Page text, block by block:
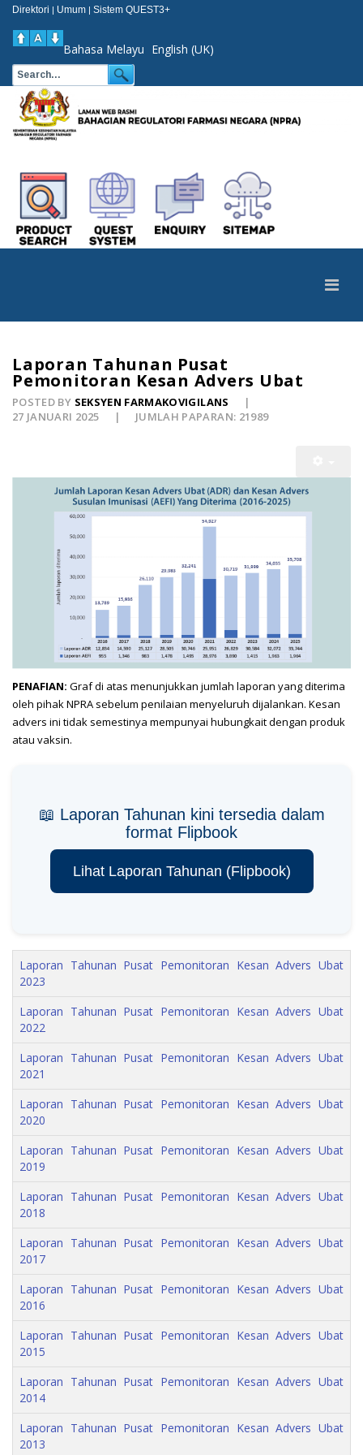
Direktori | Umum | Sistem QUEST3+
Bahasa Melayu English (UK)
Laporan Tahunan Pusat
Pemonitoran Kesan Advers Ubat
POSTED BY SEKSYEN FARMAKOVIGILANS
27 JANUARI 2025
JUMLAH PAPARAN: 21989
PENAFIAN: Graf di atas menunjukkan jumlah laporan yang diterima
oleh pihak NPRA sebelum penilaian menyeluruh dijalankan. Kesan
advers ini tidak semestinya mempunyai hubungkait dengan produk
atau vaksin.
📖 Laporan Tahunan kini tersedia dalam
format Flipbook
Lihat Laporan Tahunan (Flipbook)
L aporan Tahunan Pusat Pemonitoran Kesan Advers Ubat
2023
L aporan Tahunan Pusat Pemonitoran Kesan Advers Ubat
2022
Laporan Tahunan Pusat Pemonitoran Kesan Advers Ubat
2021
Laporan Tahunan Pusat Pemonitoran Kesan Advers Ubat
2020
Laporan Tahunan Pusat Pemonitoran Kesan Advers Ubat
2019
Laporan Tahunan Pusat Pemonitoran Kesan Advers Ubat
2018
Laporan Tahunan Pusat Pemonitoran Kesan Advers Ubat
2017
Laporan Tahunan Pusat Pemonitoran Kesan Advers Ubat
2016
Laporan Tahunan Pusat Pemonitoran Kesan Advers Ubat
2015
Laporan Tahunan Pusat Pemonitoran Kesan Advers Ubat
2014
Laporan Tahunan Pusat Pemonitoran Kesan Advers Ubat
2013